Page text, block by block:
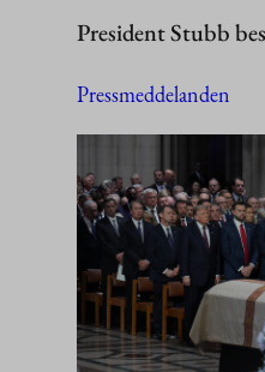
President Stubb
Pressmeddelanden